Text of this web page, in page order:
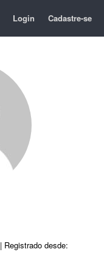
Login Cadastre-se
| Registrado desde: